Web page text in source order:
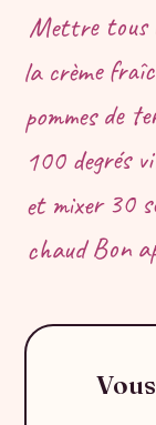
Mettre tous
la crème
pommes de
100 degrés
et mixer 30
chaud Bon